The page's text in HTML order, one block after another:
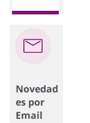
Novedad
es por
Email